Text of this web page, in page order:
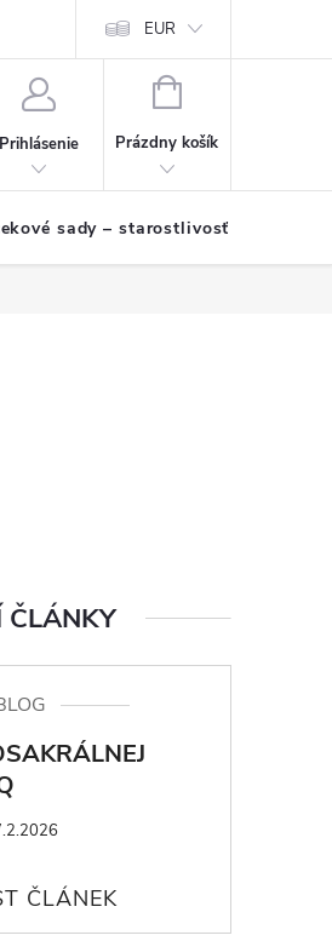
EUR
Prihlásenie
NÁKUPNÝ
Prázdny košík
sady – starostlivosť o pleť a
ČLÁNKY